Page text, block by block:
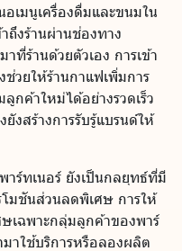
เมนูเครื่องดื่มและขนมใน
ถึงร้านผ่านช่องทาง
ที่ร้านด้วยตัวเอง การเข้า
วยให้ร้านกาแฟเพิ่มการ
กค้าใหม่ได้อย่างรวดเร็ว
งสร้างการรับรู้แบรนด์ให้
ร์ทเนอร์ ยังเป็นกลยุทธ์ที่มี
มชันส่วนลดพิเศษ การให้
เฉพาะกลุ่มลูกค้าของพาร์
าใช้บริการหรือลองผลิต